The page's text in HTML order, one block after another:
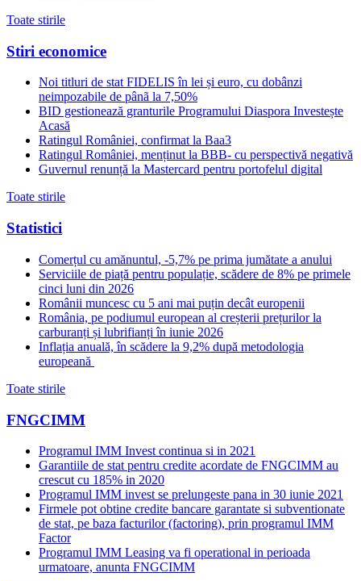
Toate stirile
Stiri economice
Noi titluri de stat FIDELIS în lei și euro, cu dobânzi
neimpozabile de pânã la 7,50%
BID gestionează granturile Programului Diaspora Investește
Acasă
Ratingul României, confirmat la Baa3
Ratingul României, menținut la BBB- cu perspectivă negativă
Guvernul renunță la Mastercard pentru portofelul digital
Toate stirile
Statistici
Comerțul cu amănuntul, -5,7% pe prima jumătate a anului
Serviciile de piață pentru populație, scădere de 8% pe primele
cinci luni din 2026
Românii muncesc cu 5 ani mai puțin decât europenii
România, pe podiumul european al creșterii prețurilor la
carburanți și lubrifianți în iunie 2026
Inflația anuală, în scădere la 9,2% după metodologia
europeană
Toate stirile
FNGCIMM
Programul IMM Invest continua si in 2021
Garantiile de stat pentru credite acordate de FNGCIMM au
crescut cu 185% in 2020
Programul IMM invest se prelungeste pana in 30 iunie 2021
Firmele pot obtine credite bancare garantate si subventionate
de stat, pe baza facturilor (factoring), prin programul IMM
Factor
Programul IMM Leasing va fi operational in perioada
urmatoare, anunta FNGCIMM